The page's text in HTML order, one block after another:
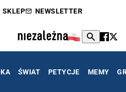
SKLEP NEWSLETTER
ŚWIAT PETYCJE MEMY